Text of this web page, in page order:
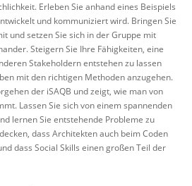
Erleben Sie anhand eines Beispiels
und kommuniziert wird. Bringen Sie
und setzen Sie sich in der Gruppe mit
Steigern Sie Ihre Fähigkeiten, eine
Stakeholdern entstehen zu lassen
mit den richtigen Methoden anzugehen.
der iSAQB und zeigt, wie man von
Lassen Sie sich von einem spannenden
lernen Sie entstehende Probleme zu
dass Architekten auch beim Coden
dass Social Skills einen großen Teil der